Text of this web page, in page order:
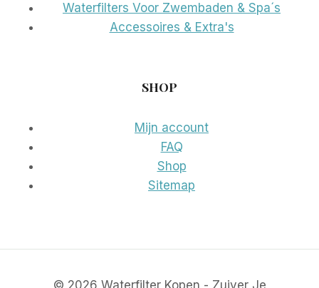
Waterfilters Voor Zwembaden & Spa´s
Accessoires & Extra's
SHOP
Mijn account
FAQ
Shop
Sitemap